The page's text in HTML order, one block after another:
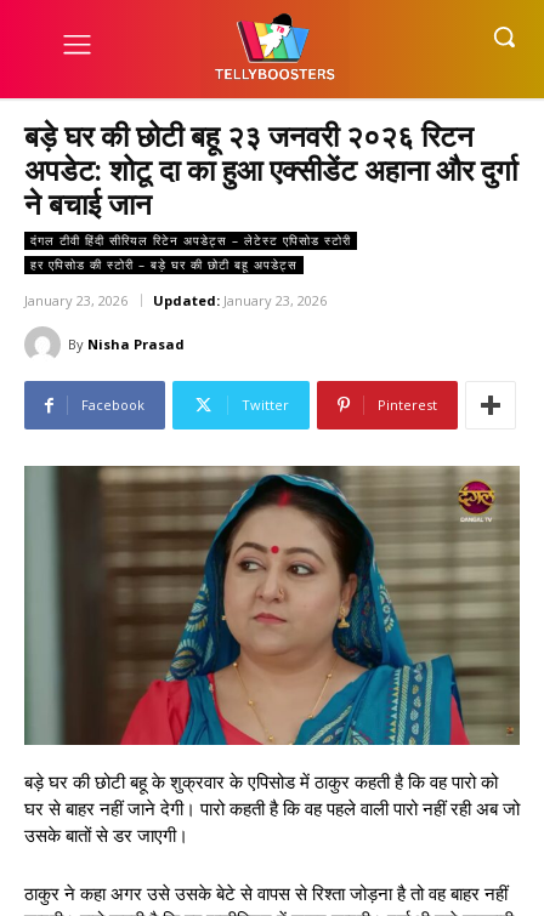
बड़े घर की छोटी बहू २३ जनवरी २०२६ रिटन
अपडेट: शोटू दा का हुआ एक्सीडेंट अहाना और दुर्गा
ने बचाई जान
दंगल टीवी हिंदी सीरियल रिटेन अपडेट्स – लेटेस्ट एपिसोड स्टोरी
हर एपिसोड की स्टोरी – बड़े घर की छोटी बहू अपडेट्स
January 23, 2026 Updated: January 23, 2026
By Nisha Prasad
Facebook Twitter Pinterest
बड़े घर की छोटी बहू के शुक्रवार के एपिसोड में ठाकुर कहती है कि वह पारो को
घर से बाहर नहीं जाने देगी। पारो कहती है कि वह पहले वाली पारो नहीं रही अब जो
उसके बातों से डर जाएगी।
ठाकुर ने कहा अगर उसे उसके बेटे से वापस से रिश्ता जोड़ना है तो वह बाहर नहीं